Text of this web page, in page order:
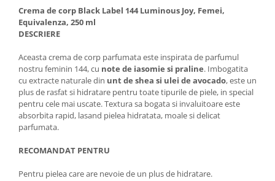
Crema de corp Black Label 144 Luminous Joy, Femei,
Equivalenza, 250 ml
DESCRIERE
Aceasta crema de corp parfumata este inspirata de parfumul
nostru feminin 144, cu note de iasomie si praline. Imbogatita
cu extracte naturale din unt de shea si ulei de avocado, este un
plus de rasfat si hidratare pentru toate tipurile de piele, in special
pentru cele mai uscate. Textura sa bogata si invaluitoare este
absorbita rapid, lasand pielea hidratata, moale si delicat
parfumata.
RECOMANDAT PENTRU
Pentru pielea care are nevoie de un plus de hidratare.